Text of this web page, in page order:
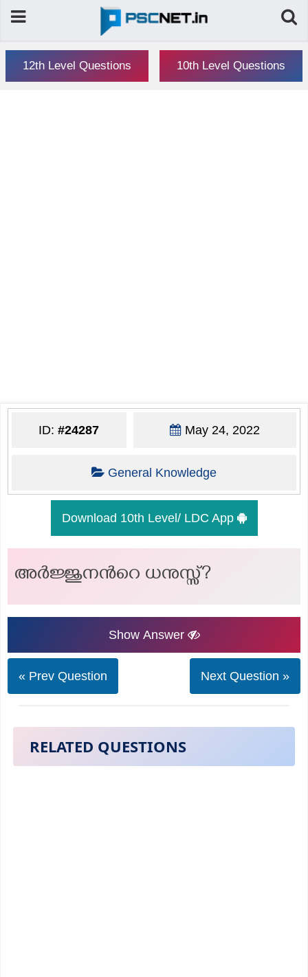
12th Level Questions 10th Level Questions
ID:#24287 May 24, 2022
General Knowledge
Download 10th Level/ LDC App
അർജ്ജുനന്‍റെ ധനുസ്സ്?
Show Answer
« Prev Question Next Question »
RELATED QUESTIONS